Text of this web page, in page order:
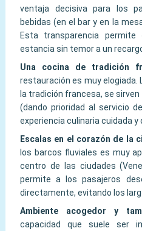
ventaja decisiva para los
bebidas (en el bar y en la
Esta transparencia
estancia sin temor a un
Una cocina de tradición
restauración es muy elogiada.
la tradición francesa, se
(dando prioridad al servicio
experiencia culinaria cuidada y
Escalas en el corazón de la
los barcos fluviales es muy
centro de las ciudades
permite a los pasajeros
directamente, evitando los
Ambiente acogedor y
capacidad que suele ser